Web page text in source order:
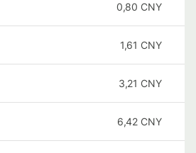
0,80 CNY
1,61 CNY
3,21 CNY
6,42 CNY